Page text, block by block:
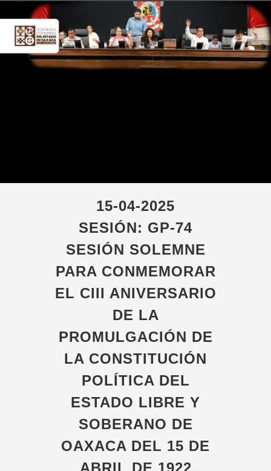
15-04-2025
SESIÓN: GP-74
SESIÓN SOLEMNE
PARA CONMEMORAR
EL CIII ANIVERSARIO
DE LA
PROMULGACIÓN DE
LA CONSTITUCIÓN
POLÍTICA DEL
ESTADO LIBRE Y
SOBERANO DE
OAXACA DEL 15 DE
ABRIL DE 1922